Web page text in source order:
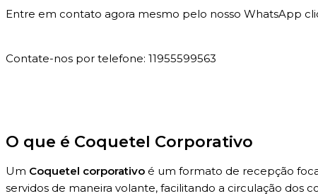
Entre em contato agora mesmo pelo nosso WhatsApp
Contate-nos por telefone: 11955599563
O que é Coquetel Corporativo
Um Coquetel corporativo é um formato de recepção
servidos de maneira volante, facilitando a circulação dos